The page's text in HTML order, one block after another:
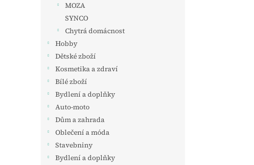
MOZA
SYNCO
Chytrá domácnost
Hobby
Dětské zboží
Kosmetika a zdraví
Bílé zboží
Bydlení a doplňky
Auto-moto
Dům a zahrada
Oblečení a móda
Stavebniny
Bydlení a doplňky